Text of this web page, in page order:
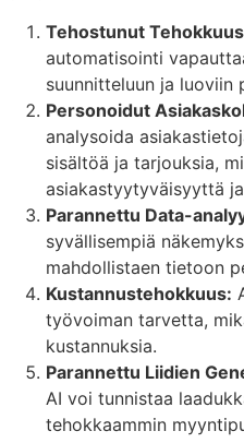
Tehostunut
automatisointi
suunnitteluun ja luoviin
Personoidut
analysoida
sisältöä ja tarjouksia,
asiakastyytyväisyyttä
Parannettu Data-
syvällisempiä
mahdollistaen tietoon
Kustannustehokkuus:
työvoiman tarvetta,
kustannuksia.
Parannettu Liidien
AI voi tunnistaa
tehokkaammin